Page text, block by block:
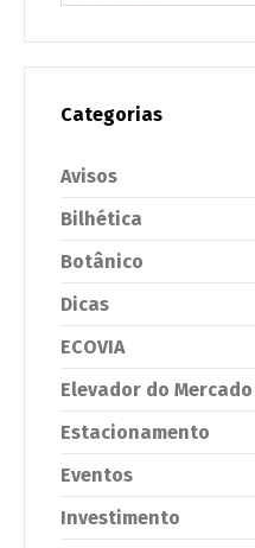
Categorias
Avisos
Bilhética
Botânico
Dicas
ECOVIA
Elevador do
Estacionamento
Eventos
Investimento